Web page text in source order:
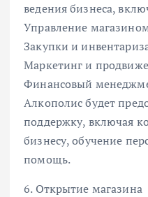
ведения бизнеса,
Управление
Закупки и
Маркетинг и
Финансовый
Алкополис будет
поддержку, включая
бизнесу, обучение
помощь.
6. Открытие магазина